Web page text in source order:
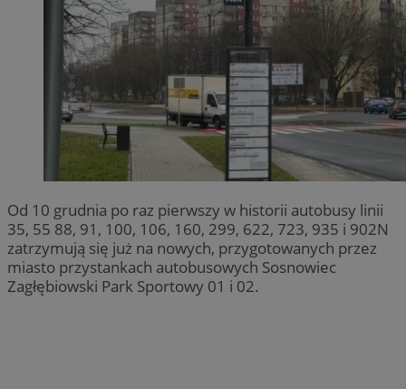
Od 10 grudnia po raz pierwszy w historii autobusy linii
35, 55 88, 91, 100, 106, 160, 299, 622, 723, 935 i 902N
zatrzymują się już na nowych, przygotowanych przez
miasto przystankach autobusowych Sosnowiec
Zagłębiowski Park Sportowy 01 i 02.